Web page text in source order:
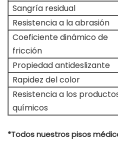
Sangría residual
Resistencia a la abrasión
Coeficiente dinámico de
fricción
Propiedad antideslizante
Rapidez del color
Resistencia a los
químicos
*Todos nuestros pisos